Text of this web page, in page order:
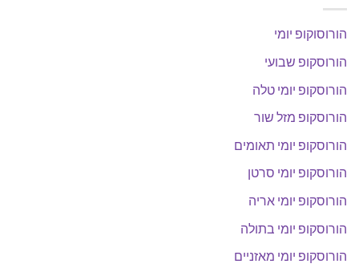
הורוסוקופ יומי
הורוסקופ שבועי
הורוסקופ יומי טלה
הורוסקופ מזל שור
הורוסקופ יומי תאומים
הורוסקופ יומי סרטן
הורוסקופ יומי אריה
הורוסקופ יומי בתולה
הורוסקופ יומי מאזניים